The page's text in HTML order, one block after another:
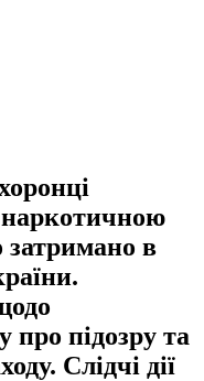
наркотичною
затримано в
про підозру та
Слідчі дії